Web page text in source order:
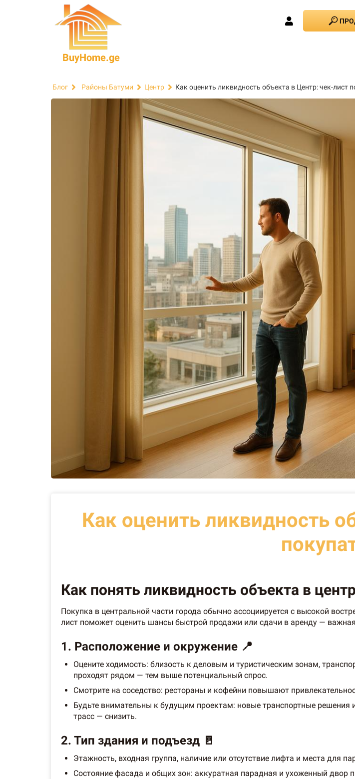
BuyHome.ge
Блог Районы Батуми Центр Как оценить ликвидность объекта в Центр: чек-лист
Как оценить ликвидность
Как понять ликвидность объекта в
Покупка в центральной части города обычно ассоциируется с высокой
лист поможет оценить шансы быстрой продажи или сдачи в аренду —
1. Расположение и окружение 📍
Оцените ходимость: близость к деловым и туристическим зонам,
проходят рядом — тем выше потенциальный спрос.
Смотрите на соседство: рестораны и кофейни повышают
Будьте внимательны к будущим проектам: новые транспортные решения
трасс — снизить.
2. Тип здания и подъезд 🚪
Этажность, входная группа, наличие или отсутствие лифта и места для
Состояние фасада и общих зон: аккуратная парадная и ухоженный двор